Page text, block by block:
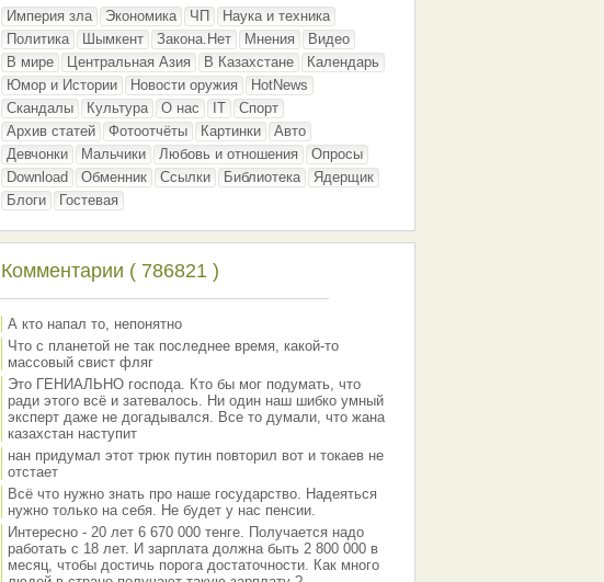
Империя зла Экономика ЧП
Наука и техника
Политика
Шымкент Закона.Нет Мнения
Видео
В мире
Центральная Азия В Казахстане
Календарь
Юмор и Истории
Новости оружия
HotNews
Скандалы
Культура О нас IT
Спорт
Архив статей
Фотоотчёты Картинки
Авто
Девчонки
Мальчики Любовь и отношения
Опросы
Download
Обменник Ссылки Библиотека
Ядерщик
Блоги
Гостевая
Комментарии ( 786821 )
А кто напал то, непонятно
Что с планетой не так последнее время, какой-то
массовый свист фляг
Это ГЕНИАЛЬНО господа. Кто бы мог подумать, что
ради этого всё и затевалось. Ни один наш шибко умный
эксперт даже не догадывался. Все то думали, что жана
казахстан наступит
нан придумал этот трюк путин повторил вот и токаев не
отстает
Всё что нужно знать про наше государство. Надеяться
нужно только на себя. Не будет у нас пенсии.
Интересно - 20 лет 6 670 000 тенге. Получается надо
работать с 18 лет. И зарплата должна быть 2 800 000 в
месяц, чтобы достичь порога достаточности. Как много